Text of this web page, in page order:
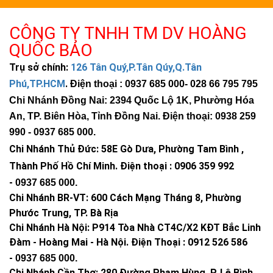
Khởi động
Tuổi thọ 50.000 giờ
Bảo trì Thấp Cao
Nếu bạn đang sử dụngđèn cao áp, việc chuyển sang
LED giúp giảm 40–60% chi phí điện.
Ứng dụng thực tế và độ cao lắp đặt
1. Đường giao thông đô thị
Đèn phù hợp cho đường rộng 10–20m. Góc chiếu 70°x140°
giúp phủ sáng mặt đường dài.
Chiều cao lắp: 8–12m
Khoảng cách cột: 25–35m
CÔNG TY TNHH TM DV HOÀNG
QUỐC BẢO
Trụ sở chính: 126 Tân Quý,P.Tân Qúy,Q.Tân
Phú,TP.HCM. Điện thoại : 0937 685 000- 028 66 795 795
Chi Nhánh Đồng Nai: 2394 Quốc Lộ 1K, Phường Hóa
An, TP. Biên Hòa, Tỉnh Đồng Nai. Điện thoại: 0938 259
990 - 0937 685 000.
Chi Nhánh Thủ Đức: 58E Gò Dưa, Phường Tam Bình ,
Thành Phố Hồ Chí Minh. Điện thoại : 0906 359 992
- 0937 685 000.
Chi Nhánh BR-VT: 600 Cách Mạng Tháng 8, Phường
Phước Trung, TP. Bà Rịa
Chi Nhánh Hà Nội: P914 Tòa Nhà CT4C/X2 KĐT Bắc Linh
Đàm - Hoàng Mai - Hà Nội. Điện Thoại : 0912 526 586
- 0937 685 000.